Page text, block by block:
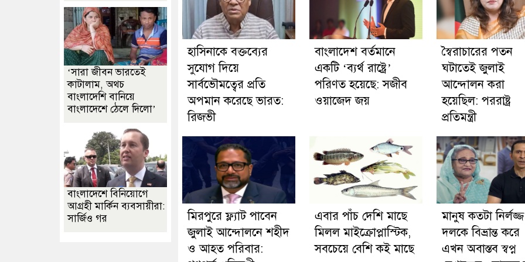
হাসিনাকে বক্তব্যের
সুযোগ দিয়ে
সার্বভৌমত্বের প্রতি
অপমান করেছে ভারত:
রিজভী
বাংলাদেশ বর্তমানে
একটি ‘ব্যর্থ রাষ্ট্রে’
পরিণত হয়েছে: সজীব
ওয়াজেদ জয়
স্বৈরাচারের পতন
ঘটাতেই জুলাই
আন্দোলন করা
হয়েছিল: পররাষ্ট্র
প্রতিমন্ত্রী
মিরপুরে ফ্ল্যাট পাবেন
জুলাই আন্দোলনে শহীদ
ও আহত পরিবার:
এবার পাঁচ দেশি মাছে
মিলল মাইক্রোপ্লাস্টিক,
সবচেয়ে বেশি কই মাছে
মানুষ কতটা
দলকে বিভ্রান্ত করে
এখন অবাস্তব স্বপ্ন
‘সারা জীবন ভারতেই
কাটালাম, অথচ
বাংলাদেশি বানিয়ে
বাংলাদেশে ঠেলে দিলো’
বাংলাদেশে বিনিয়োগে
আগ্রহী মার্কিন ব্যবসায়ীরা:
সার্জিও গর